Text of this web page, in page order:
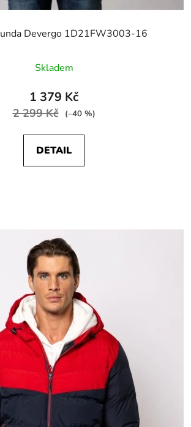
Devergo 1D21FW3003-16
Skladem
1 379 Kč
2 299 Kč (–40 %)
DETAIL